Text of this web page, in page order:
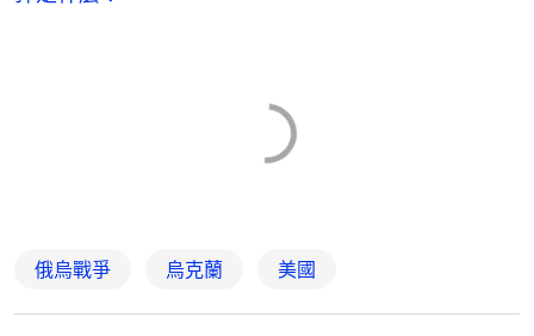
俄烏戰爭 烏克蘭 美國